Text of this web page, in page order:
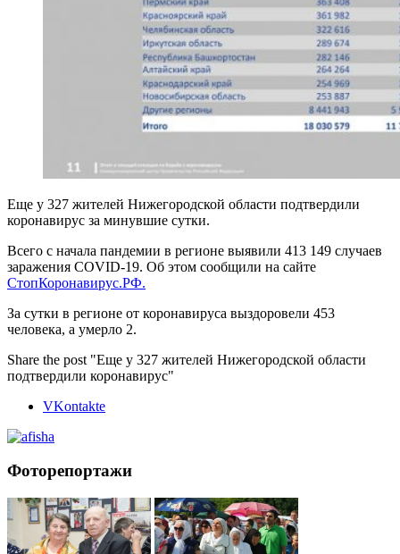
Еще у 327 жителей Нижегородской области подтвердили
коронавирус за минувшие сутки.
Всего с начала пандемии в регионе выявили 413 149 случаев
заражения COVID-19. Об этом сообщили на сайте
СтопКоронавирус.РФ.
За сутки в регионе от коронавируса выздоровели 453
человека, а умерло 2.
Share the post "Еще у 327 жителей Нижегородской области
подтвердили коронавирус"
VKontakte
Фоторепортажи